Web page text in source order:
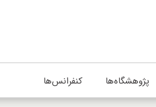
پژوهشگاه‌ها کنفرانس‌ها